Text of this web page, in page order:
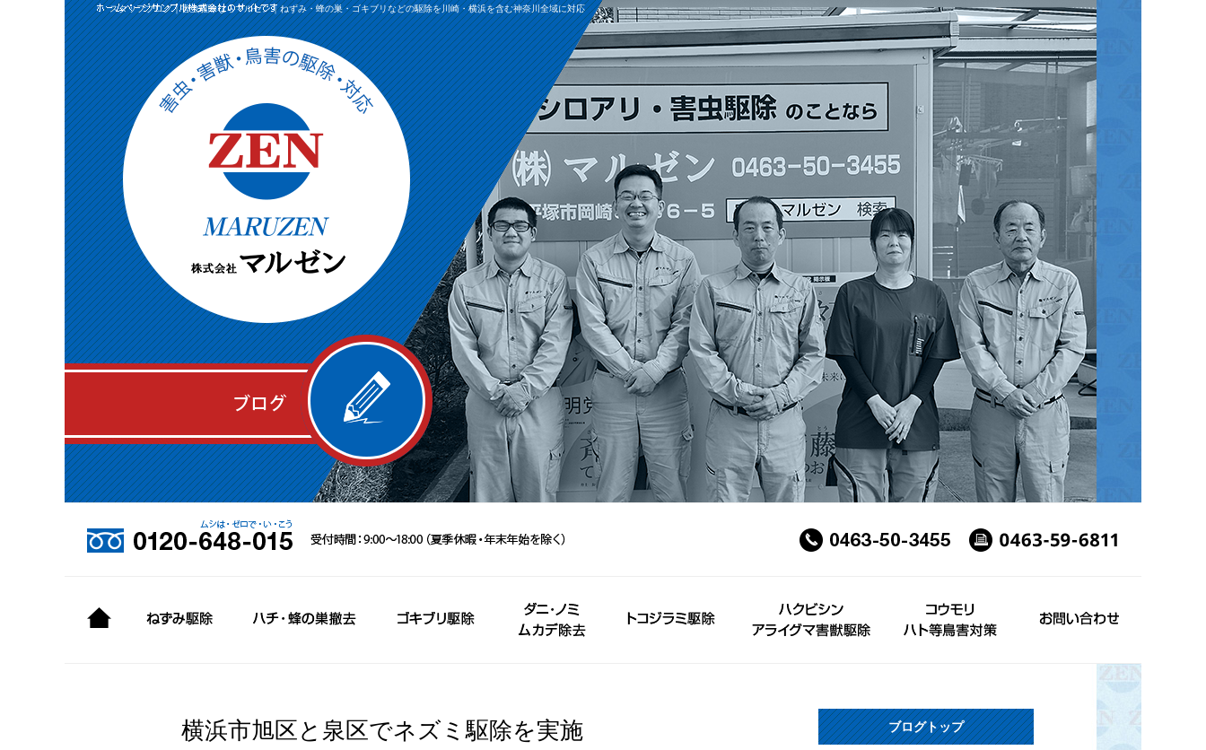
スタッフブログ｜害虫駆除ならマルゼン｜ねずみ・蜂の巣・ゴキブリなどの駆除を川崎・横浜を含む神奈川全域に対応
横浜市旭区と泉区でネズミ駆除を実施 ブログトップ